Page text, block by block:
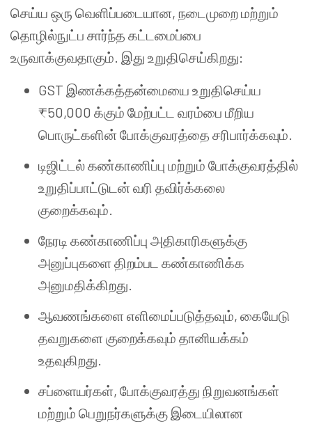
செய்ய ஒரு வெளிப்படையான, நடைமுறை மற்றும்
தொழில்நுட்ப சார்ந்த கட்டமைப்பை
உருவாக்குவதாகும். இது உறுதிசெய்கிறது:
GST இணக்கத்தன்மையை உறுதிசெய்ய
₹50,000 க்கும் மேற்பட்ட வரம்பை மீறிய
பொருட்களின் போக்குவரத்தை சரிபார்க்கவும்.
டிஜிட்டல் கண்காணிப்பு மற்றும் போக்குவரத்தில்
உறுதிப்பாட்டுடன் வரி தவிர்க்கலை
குறைக்கவும்.
நேரடி கண்காணிப்பு அதிகாரிகளுக்கு
அனுப்புகளை திறம்பட கண்காணிக்க
அனுமதிக்கிறது.
ஆவணங்களை எளிமைப்படுத்தவும், கையேடு
தவறுகளை குறைக்கவும் தானியக்கம்
உதவுகிறது.
சப்ளையர்கள், போக்குவரத்து நிறுவனங்கள்
மற்றும் பெறுநர்களுக்கு இடையிலான